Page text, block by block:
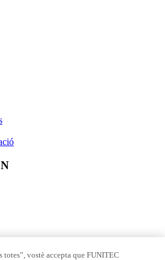
totes”, vostè accepta que FUNITEC